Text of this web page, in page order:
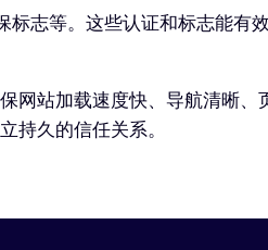
标志等。这些认证和标志能
网站加载速度快、导航清晰
持久的信任关系。